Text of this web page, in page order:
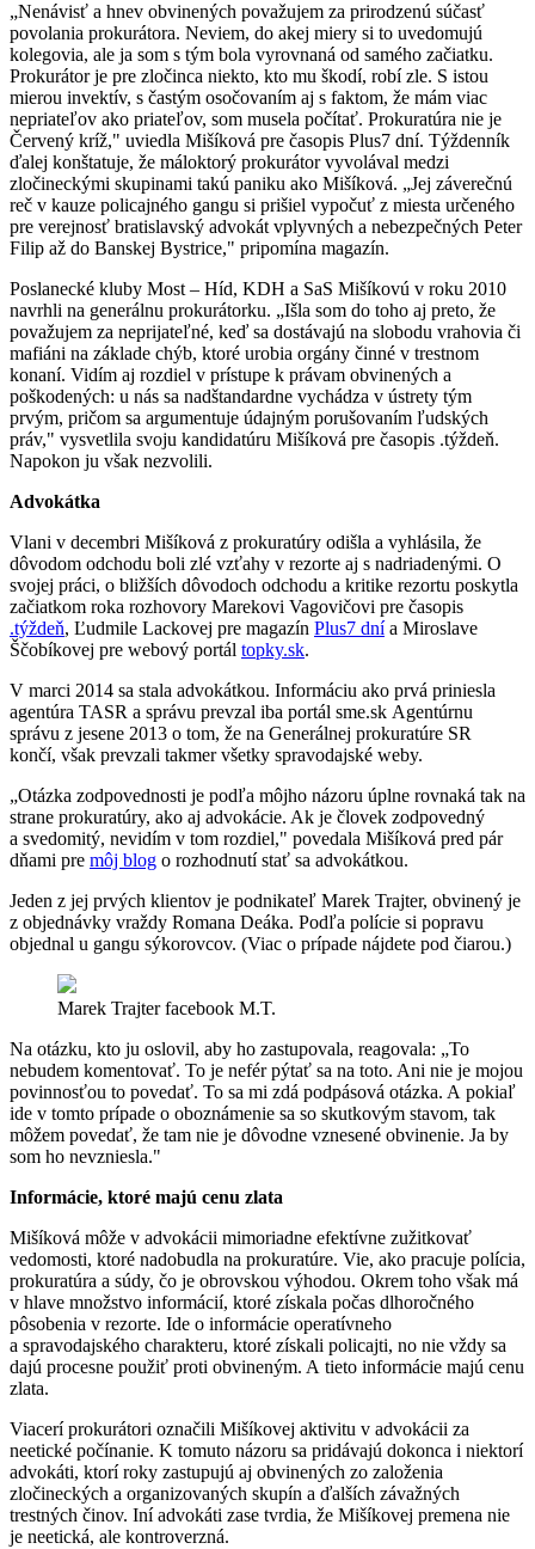
„Nenávisť a hnev obvinených považujem za prirodzenú súčasť
povolania prokurátora. Neviem, do akej miery si to uvedomujú
kolegovia, ale ja som s tým bola vyrovnaná od samého začiatku.
Prokurátor je pre zločinca niekto, kto mu škodí, robí zle. S istou
mierou invektív, s častým osočovaním aj s faktom, že mám viac
nepriateľov ako priateľov, som musela počítať. Prokuratúra nie je
Červený kríž," uviedla Mišíková pre časopis Plus7 dní. Týždenník
ďalej konštatuje, že máloktorý prokurátor vyvolával medzi
zločineckými skupinami takú paniku ako Mišíková. „Jej záverečnú
reč v kauze policajného gangu si prišiel vypočuť z miesta určeného
pre verejnosť bratislavský advokát vplyvných a nebezpečných Peter
Filip až do Banskej Bystrice," pripomína magazín.
Poslanecké kluby Most – Híd, KDH a SaS Mišíkovú v roku 2010
navrhli na generálnu prokurátorku. „Išla som do toho aj preto, že
považujem za neprijateľné, keď sa dostávajú na slobodu vrahovia či
mafiáni na základe chýb, ktoré urobia orgány činné v trestnom
konaní. Vidím aj rozdiel v prístupe k právam obvinených a
poškodených: u nás sa nadštandardne vychádza v ústrety tým
prvým, pričom sa argumentuje údajným porušovaním ľudských
práv," vysvetlila svoju kandidatúru Mišíková pre časopis .týždeň.
Napokon ju však nezvolili.
Advokátka
Vlani v decembri Mišíková z prokuratúry odišla a vyhlásila, že
dôvodom odchodu boli zlé vzťahy v rezorte aj s nadriadenými. O
svojej práci, o bližších dôvodoch odchodu a kritike rezortu poskytla
začiatkom roka rozhovory Marekovi Vagovičovi pre časopis
.týždeň, Ľudmile Lackovej pre magazín Plus7 dní a Miroslave
Ščobíkovej pre webový portál topky.sk.
V marci 2014 sa stala advokátkou. Informáciu ako prvá priniesla
agentúra TASR a správu prevzal iba portál sme.sk Agentúrnu
správu z jesene 2013 o tom, že na Generálnej prokuratúre SR
končí, však prevzali takmer všetky spravodajské weby.
„Otázka zodpovednosti je podľa môjho názoru úplne rovnaká tak na
strane prokuratúry, ako aj advokácie. Ak je človek zodpovedný
a svedomitý, nevidím v tom rozdiel," povedala Mišíková pred pár
dňami pre môj blog o rozhodnutí stať sa advokátkou.
Jeden z jej prvých klientov je podnikateľ Marek Trajter, obvinený je
z objednávky vraždy Romana Deáka. Podľa polície si popravu
objednal u gangu sýkorovcov. (Viac o prípade nájdete pod čiarou.)
Marek Trajterfacebook M.T.
Na otázku, kto ju oslovil, aby ho zastupovala, reagovala: „To
nebudem komentovať. To je nefér pýtať sa na toto. Ani nie je mojou
povinnosťou to povedať. To sa mi zdá podpásová otázka. A pokiaľ
ide v tomto prípade o oboznámenie sa so skutkovým stavom, tak
môžem povedať, že tam nie je dôvodne vznesené obvinenie. Ja by
som ho nevzniesla."
Informácie, ktoré majú cenu zlata
Mišíková môže v advokácii mimoriadne efektívne zužitkovať
vedomosti, ktoré nadobudla na prokuratúre. Vie, ako pracuje polícia,
prokuratúra a súdy, čo je obrovskou výhodou. Okrem toho však má
v hlave množstvo informácií, ktoré získala počas dlhoročného
pôsobenia v rezorte. Ide o informácie operatívneho
a spravodajského charakteru, ktoré získali policajti, no nie vždy sa
dajú procesne použiť proti obvineným. A tieto informácie majú cenu
zlata.
Viacerí prokurátori označili Mišíkovej aktivitu v advokácii za
neetické počínanie. K tomuto názoru sa pridávajú dokonca i niektorí
advokáti, ktorí roky zastupujú aj obvinených zo založenia
zločineckých a organizovaných skupín a ďalších závažných
trestných činov. Iní advokáti zase tvrdia, že Mišíkovej premena nie
je neetická, ale kontroverzná.